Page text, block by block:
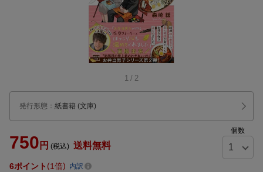
1 / 2
発行形態 ： 紙書籍 (文庫)
750 円 (税込) 送料無料
個数
6ポイント 1倍 内訳